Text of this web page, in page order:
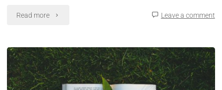
Read more Leave a comment